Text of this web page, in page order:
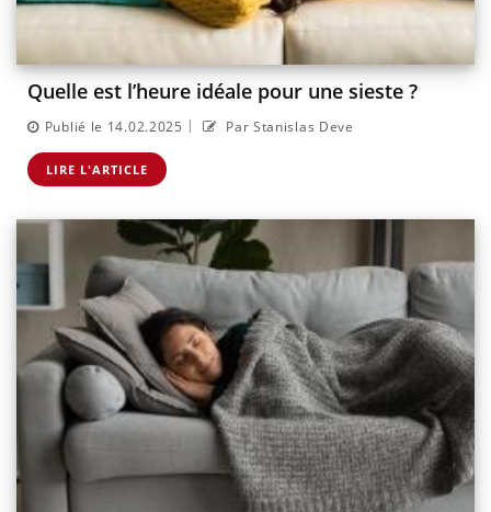
Quelle est l’heure idéale pour une sieste ?
Publié le 14.02.2025 | Par Stanislas Deve
LIRE L'ARTICLE